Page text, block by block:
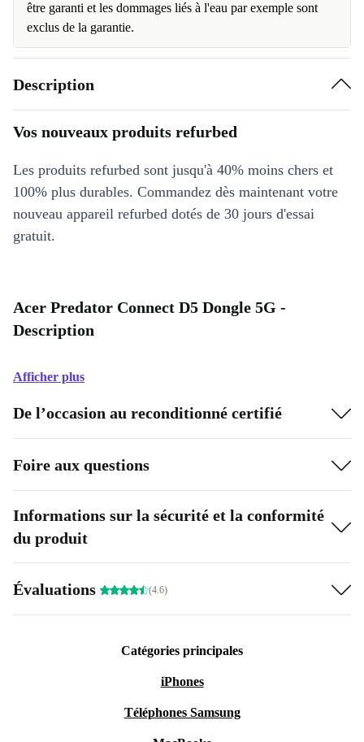
être garanti et les dommages liés à l'eau par exemple sont
exclus de la garantie.
Description
Vos nouveaux produits refurbed
Les produits refurbed sont jusqu'à 40% moins chers et
100% plus durables. Commandez dès maintenant votre
nouveau appareil refurbed dotés de 30 jours d'essai
gratuit.
Acer Predator Connect D5 Dongle 5G -
Description
Afficher plus
De l’occasion au reconditionné certifié
Foire aux questions
Informations sur la sécurité et la conformité
du produit
Évaluations (4.6)
Catégories principales
iPhones
Téléphones Samsung